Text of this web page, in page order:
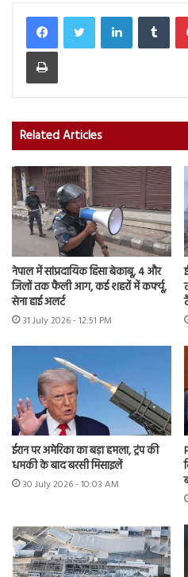
LinkedIn
Print
Related Articles
नेपाल में सांप्रदायिक हिंसा बेकाबू, 4 और
जिलों तक फैली आग, कई शहरों में कर्फ्यू,
सेना हाई अलर्ट
31 July 2026 - 12:51 PM
ईरान पर अमेरिका का बड़ा हमला, ट्रंप की
धमकी के बाद बरसी मिसाइलें
30 July 2026 - 10:03 AM